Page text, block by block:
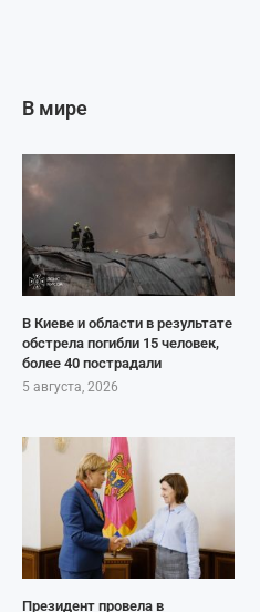
В мире
В Киеве и области в результате
обстрела погибли 15 человек,
более 40 пострадали
5 августа, 2026
Президент провела в